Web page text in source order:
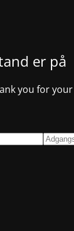
er på
you for